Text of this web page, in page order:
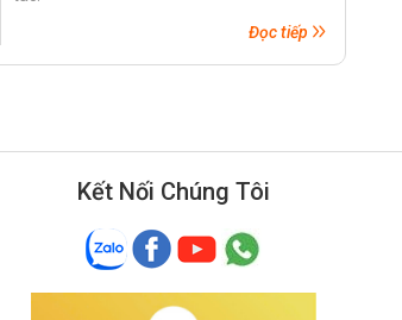
Đọc tiếp
Kết Nối Chúng Tôi